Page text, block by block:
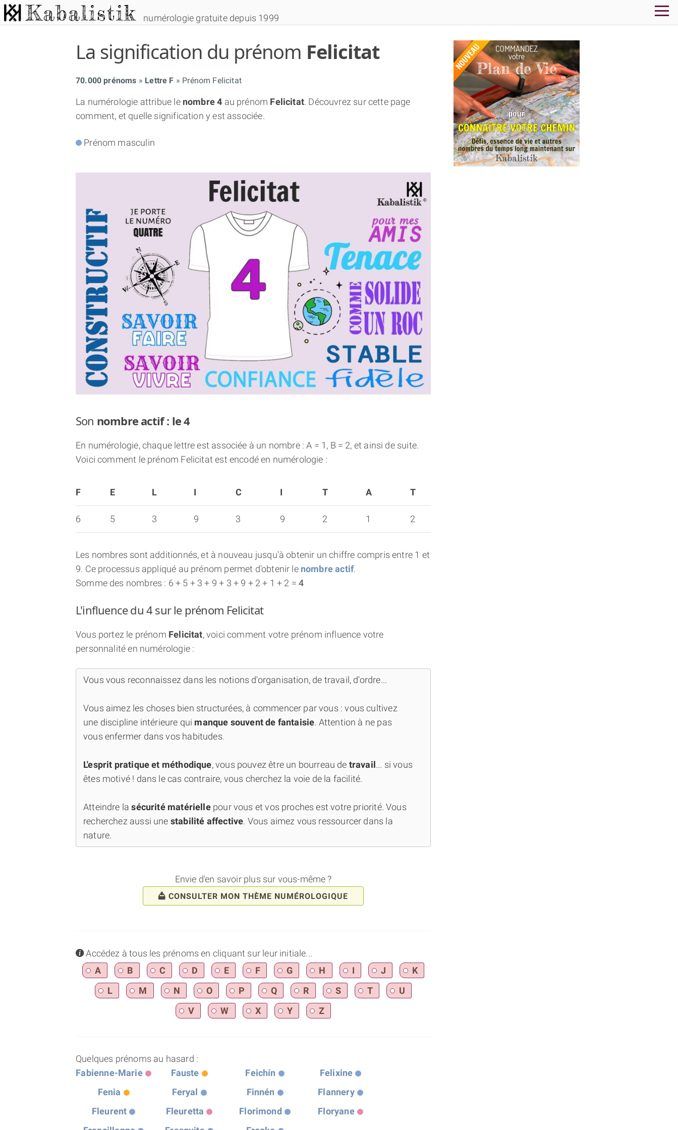
numérologie gratuite depuis 1999
La signification du prénom Felicitat
70.000 prénoms Lettre F Prénom Felicitat
La numérologie attribue le nombre 4 au prénom Felicitat. Découvrez sur cette page
comment, et quelle signification y est associée.
Prénom masculin
Son nombre actif : le 4
En numérologie, chaque lettre est associée à un nombre : A = 1, B = 2, et ainsi de suite.
Voici comment le prénom Felicitat est encodé en numérologie :
F E L I C I T A T
6 5 3 9 3 9 2 1 2
Les nombres sont additionnés, et à nouveau jusqu'à obtenir un chiffre compris entre 1 et
9. Ce processus appliqué au prénom permet d'obtenir le nombre actif.
Somme des nombres : 6 + 5 + 3 + 9 + 3 + 9 + 2 + 1 + 2 =4
L'influence du 4 sur le prénom Felicitat
Vous portez le prénom Felicitat, voici comment votre prénom influence votre
personnalité en numérologie :
Vous vous reconnaissez dans les notions d'organisation, de travail, d'ordre...
Vous aimez les choses bien structurées, à commencer par vous : vous cultivez
une discipline intérieure qui manque souvent de fantaisie. Attention à ne pas
vous enfermer dans vos habitudes.
L'esprit pratique et méthodique, vous pouvez être un bourreau de travail... si vous
êtes motivé ! dans le cas contraire, vous cherchez la voie de la facilité.
Atteindre lasécurité matérielle pour vous et vos proches est votre priorité. Vous
recherchez aussi une stabilité affective. Vous aimez vous ressourcer dans la
nature.
Envie d'en savoir plus sur vous-même ?
CONSULTER MON THÈME NUMÉROLOGIQUE
infoAccédez à tous les prénoms en cliquant sur leur initiale...
A
B C D E F G H I J
K
L
M N O P Q R S T
U
V
W X Y Z
Quelques prénoms au hasard :
Fabienne-Marie
Fauste Feichín
Felixine
Fenia
Feryal Finnén
Flannery
Fleurent
Fleuretta Florimond
Floryane
THÈME TEMPOREL
NUMÉROSCOPE
THÈME « DOUBLE JE »
APPRENDRE LA NUMÉROLOGIE
EXPLORER LA NUMÉROLOGIE
70.000 PRÉNOMS
(À PROPOS)